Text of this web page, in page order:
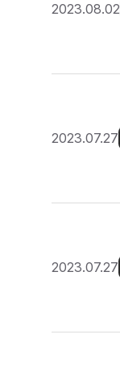
2023.08.02
2023.07.27
2023.07.27